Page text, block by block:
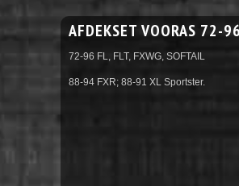
AFDEKSET VOORAS 72-
72-96 FL, FLT, FXWG, SOFTAIL
88-94 FXR; 88-91 XL Sportster.